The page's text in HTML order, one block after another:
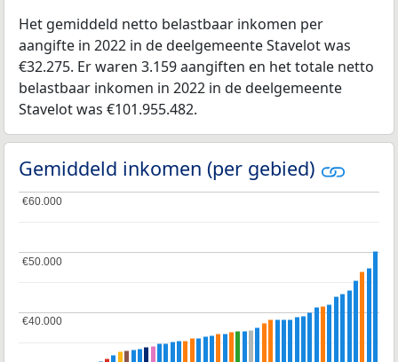
Het gemiddeld netto belastbaar inkomen per
aangifte in 2022 in de deelgemeente Stavelot was
€32.275. Er waren 3.159 aangiften en het totale netto
belastbaar inkomen in 2022 in de deelgemeente
Stavelot was €101.955.482.
Gemiddeld inkomen (per gebied)
€40.000
€40.000
€50.000
€50.000
€60.000
€60.000